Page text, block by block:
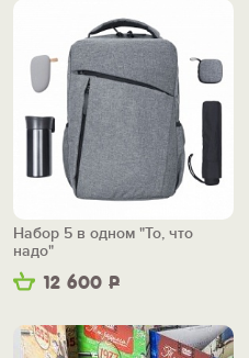
12 600 Р
Набор 5 в одном "То, что
надо"